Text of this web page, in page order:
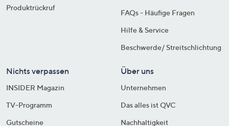
Produktrückruf
FAQs - Häufige Fragen
Hilfe & Service
Beschwerde/ Streitschlichtung
Nichts verpassen
INSIDER Magazin
TV-Programm
Gutscheine
Über uns
Unternehmen
Das alles ist QVC
Nachhaltigkeit